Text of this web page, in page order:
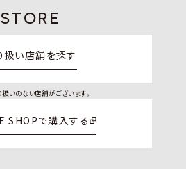
STORE
扱い店舗を探す
いのない店舗がございます。
SHOPで購入する